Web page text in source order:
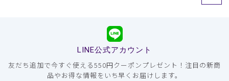
LINE公式アカウント
友だち追加で今すぐ使える550円クーポンプレゼント！注目の新商
品やお得な情報をいち早くお届けします。